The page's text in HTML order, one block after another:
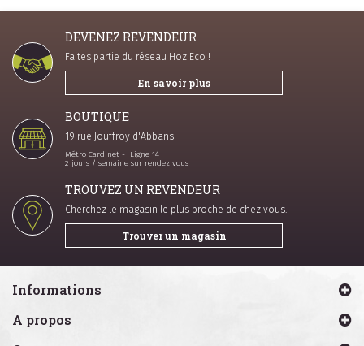
DEVENEZ REVENDEUR
Faites partie du réseau Hoz Eco !
En savoir plus
BOUTIQUE
19 rue Jouffroy d'Abbans
Métro Cardinet - Ligne 14
2 jours / semaine sur rendez vous
TROUVEZ UN REVENDEUR
Cherchez le magasin le plus proche de chez vous.
Trouver un magasin
Informations
A propos